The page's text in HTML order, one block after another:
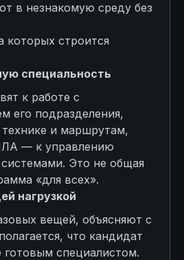
в незнакомую среду без
строится
специальность
к работе с
его подразделения,
и маршрутам,
— к управлению
Это не общая
«для всех».
нагрузкой
вещей, объясняют с
что кандидат
специалистом.